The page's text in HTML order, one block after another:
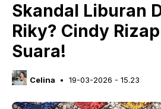
Skandal Liburan
Riky? Cindy
Suara!
Celina 19-03-2026 - 15.23